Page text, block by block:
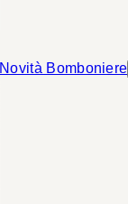
Novità Bomboniere